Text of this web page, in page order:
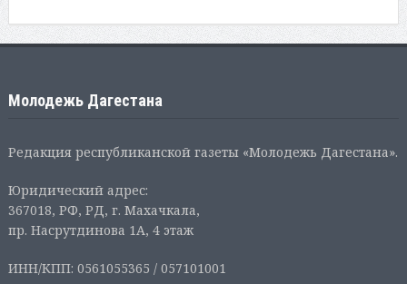
Молодежь Дагестана
Редакция республиканской газеты «Молодежь Дагестана».
Юридический адрес:
367018, РФ, РД, г. Махачкала,
пр. Насрутдинова 1А, 4 этаж
ИНН/КПП: 0561055365 / 057101001